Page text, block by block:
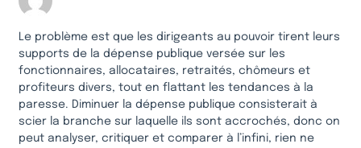
Le problème est que les dirigeants au pouvoir tirent leurs
supports de la dépense publique versée sur les
fonctionnaires, allocataires, retraités, chômeurs et
profiteurs divers, tout en flattant les tendances à la
paresse. Diminuer la dépense publique consisterait à
scier la branche sur laquelle ils sont accrochés, donc on
peut analyser, critiquer et comparer à l’infini, rien ne